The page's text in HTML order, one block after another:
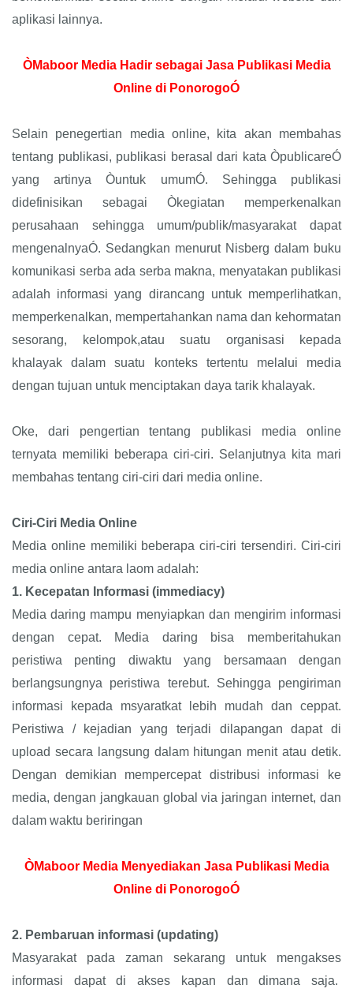
aplikasi lainnya.
ÒMaboor Media Hadir sebagai Jasa Publikasi Media
Online di PonorogoÓ
Selain penegertian media online, kita akan membahas
tentang publikasi, publikasi berasal dari kata ÒpublicareÓ
yang artinya Òuntuk umumÓ. Sehingga publikasi
didefinisikan sebagai Òkegiatan memperkenalkan
perusahaan sehingga umum/publik/masyarakat dapat
mengenalnyaÓ. Sedangkan menurut Nisberg dalam buku
komunikasi serba ada serba makna, menyatakan publikasi
adalah informasi yang dirancang untuk memperlihatkan,
memperkenalkan, mempertahankan nama dan kehormatan
sesorang, kelompok,atau suatu organisasi kepada
khalayak dalam suatu konteks tertentu melalui media
dengan tujuan untuk menciptakan daya tarik khalayak.
Oke, dari pengertian tentang publikasi media online
ternyata memiliki beberapa ciri-ciri. Selanjutnya kita mari
membahas tentang ciri-ciri dari media online.
Ciri-Ciri Media Online
Media online memiliki beberapa ciri-ciri tersendiri. Ciri-ciri
media online antara laom adalah:
1. Kecepatan Informasi (immediacy)
Media daring mampu menyiapkan dan mengirim informasi
dengan cepat. Media daring bisa memberitahukan
peristiwa penting diwaktu yang bersamaan dengan
berlangsungnya peristiwa terebut. Sehingga pengiriman
informasi kepada msyaratkat lebih mudah dan ceppat.
Peristiwa / kejadian yang terjadi dilapangan dapat di
upload secara langsung dalam hitungan menit atau detik.
Dengan demikian mempercepat distribusi informasi ke
media, dengan jangkauan global via jaringan internet, dan
dalam waktu beriringan
ÒMaboor Media Menyediakan Jasa Publikasi Media
Online di PonorogoÓ
2. Pembaruan informasi (updating)
Masyarakat pada zaman sekarang untuk mengakses
informasi dapat di akses kapan dan dimana saja.